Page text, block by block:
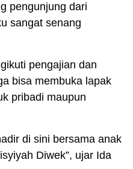
pengunjung dari
sangat senang
pengajian dan
bisa membuka lapak
pribadi maupun
di sini bersama anak
Diwek”, ujar Ida